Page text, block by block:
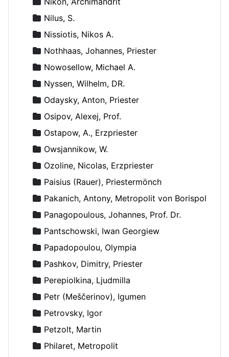
Nilus, S.
Nissiotis, Nikos A.
Nothhaas, Johannes, Priester
Nowosellow, Michael A.
Nyssen, Wilhelm, DR.
Odaysky, Anton, Priester
Osipov, Alexej, Prof.
Ostapow, A., Erzpriester
Owsjannikow, W.
Ozoline, Nicolas, Erzpriester
Paisius (Rauer), Priestermönch
Pakanich, Antony, Metropolit von Borispol
Panagopoulous, Johannes, Prof. Dr.
Pantschowski, Iwan Georgiew
Papadopoulou, Olympia
Pashkov, Dimitry, Priester
Perepiolkina, Ljudmilla
Petr (Meščerinov), Igumen
Petrovsky, Igor
Petzolt, Martin
Philaret, Metropolit